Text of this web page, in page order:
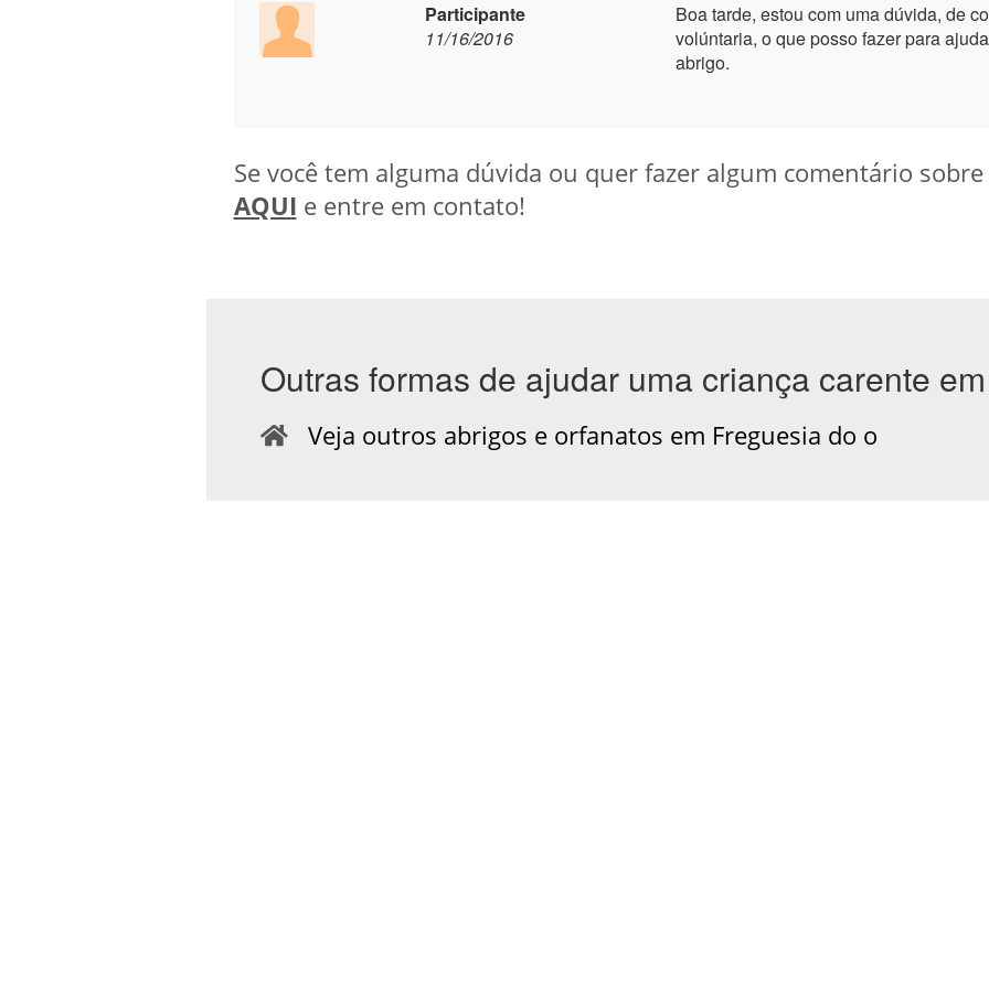
Participante
11/16/2016
Boa tarde, estou com uma dúvida, de
volúntaria, o que posso fazer para
abrigo.
Se você tem alguma dúvida ou quer fazer algum comentário
AQUI e entre em contato!
Outras formas de ajudar uma criança carente
Veja outros abrigos e orfanatos em Freguesia do o